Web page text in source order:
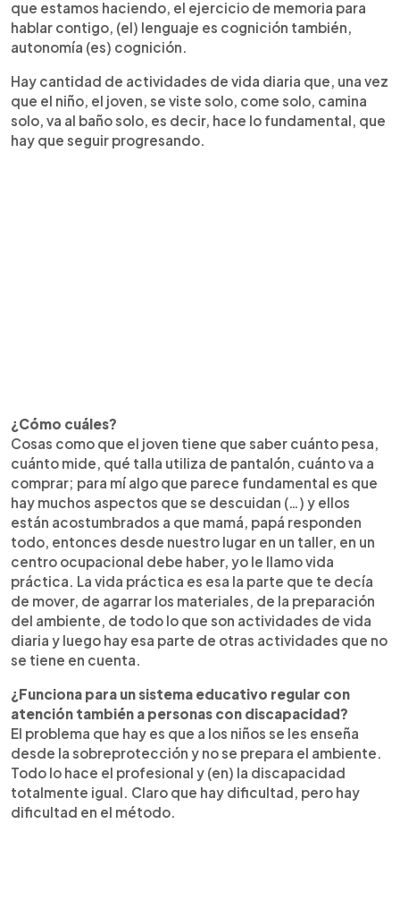
que estamos haciendo, el ejercicio de memoria para
hablar contigo, (el) lenguaje es cognición también,
autonomía (es) cognición.
Hay cantidad de actividades de vida diaria que, una vez
que el niño, el joven, se viste solo, come solo, camina
solo, va al baño solo, es decir, hace lo fundamental, que
hay que seguir progresando.
¿Cómo cuáles?
Cosas como que el joven tiene que saber cuánto pesa,
cuánto mide, qué talla utiliza de pantalón, cuánto va a
comprar; para mí algo que parece fundamental es que
hay muchos aspectos que se descuidan (…) y ellos
están acostumbrados a que mamá, papá responden
todo, entonces desde nuestro lugar en un taller, en un
centro ocupacional debe haber, yo le llamo vida
práctica. La vida práctica es esa la parte que te decía
de mover, de agarrar los materiales, de la preparación
del ambiente, de todo lo que son actividades de vida
diaria y luego hay esa parte de otras actividades que no
se tiene en cuenta.
¿Funciona para un sistema educativo regular con
atención también a personas con discapacidad?
El problema que hay es que a los niños se les enseña
desde la sobreprotección y no se prepara el ambiente.
Todo lo hace el profesional y (en) la discapacidad
totalmente igual. Claro que hay dificultad, pero hay
dificultad en el método.